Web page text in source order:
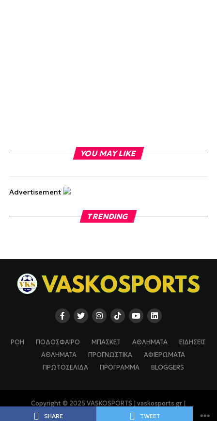
SHARE TWEET
YOU MAY LIKE
Advertisement
TRENDING
ΡΟΗ ΠΟΔΟΣΦΑΙΡΟ ΜΠΑΣΚΕΤ ΑΘΛΗΜΑΤΑ
ΕΙΔΗΣΕΙΣ
ΑΘΛΗΜΑΤΑ
ΠΡΟΓΝΩΣΤΙΚΑ
ΑΦΙΕΡΩΜΑΤΑ
ΠΡΩΤΟΣΕΛΙΔΑ
ΠΡΟΓΡΑΜΜΑ BLOGGERS
Copyright © 2025 VASKOSPORTS | vaskosports.gr |
vaskosports.com